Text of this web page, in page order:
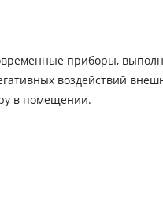
приборы,
воздействий
в помещении.